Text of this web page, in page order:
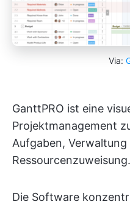
Via:
GanttPRO ist eine
Projektmanagement
Aufgaben,
Ressourcenzuweisung.
Die Software